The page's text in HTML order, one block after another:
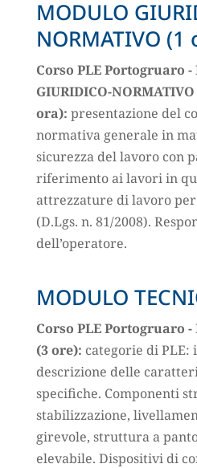
MODULO
NORMATIVO (1
Corso PLE Portogruaro -
GIURIDICO-NORMATIVO
ora): presentazione del
normativa generale in
sicurezza del lavoro con
riferimento ai lavori in
attrezzature di lavoro
(D.Lgs. n. 81/2008).
dell’operatore.
MODULO
Corso PLE Portogruaro -
(3 ore): categorie di PLE:
descrizione delle
specifiche. Componenti
stabilizzazione,
girevole, struttura a
elevabile. Dispositivi di